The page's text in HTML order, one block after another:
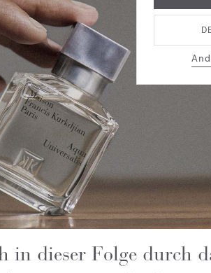
in dieser Folge durch